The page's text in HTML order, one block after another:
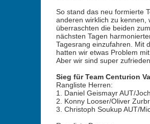
So stand das neu formierte
anderen wirklich zu kennen,
überraschten die beiden
nächsten Tagen
Tagesrang einzufahren. Mit
hatten wir etwas Problem
Aber wir sind super
Sieg für Team Centurion
Rangliste Herren:
1. Daniel Geismayr AUT/
2. Konny Looser/Oliver
3. Christoph Soukup AUT/